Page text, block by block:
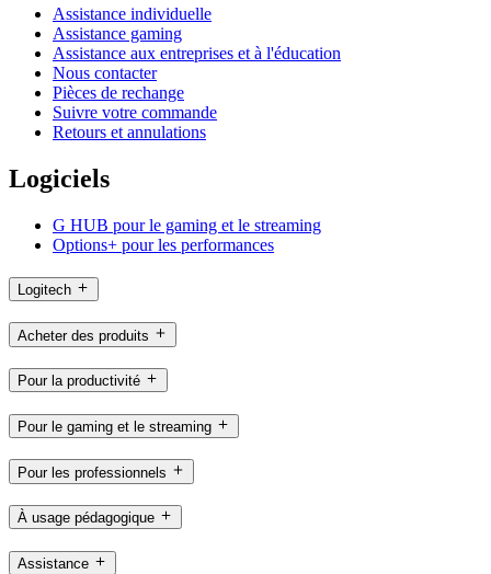
Assistance individuelle
Assistance gaming
Assistance aux entreprises et à l'éducation
Nous contacter
Pièces de rechange
Suivre votre commande
Retours et annulations
Logiciels
G HUB pour le gaming et le streaming
Options+ pour les performances
Logitech
Acheter des produits
Pour la productivité
Pour le gaming et le streaming
Pour les professionnels
À usage pédagogique
Assistance